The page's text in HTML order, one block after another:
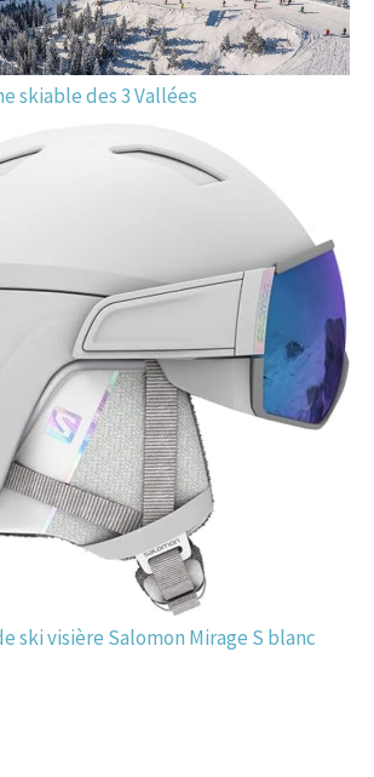
skiable des 3 Vallées
ski visière Salomon Mirage S blanc